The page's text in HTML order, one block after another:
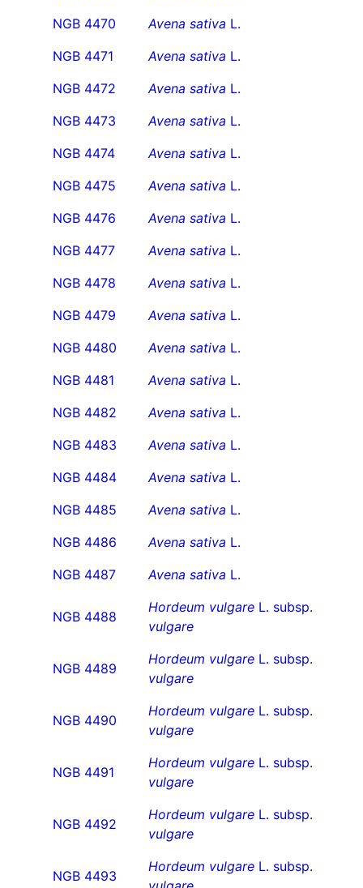
NGB 4470
Avena sativa L.
NGB 4471
Avena sativa L.
NGB 4472
Avena sativa L.
NGB 4473
Avena sativa L.
NGB 4474
Avena sativa L.
NGB 4475
Avena sativa L.
NGB 4476
Avena sativa L.
NGB 4477
Avena sativa L.
NGB 4478
Avena sativa L.
NGB 4479
Avena sativa L.
NGB 4480
Avena sativa L.
NGB 4481
Avena sativa L.
NGB 4482
Avena sativa L.
NGB 4483
Avena sativa L.
NGB 4484
Avena sativa L.
NGB 4485
Avena sativa L.
NGB 4486
Avena sativa L.
NGB 4487
Avena sativa L.
NGB 4488
Hordeum vulgare L. subsp.
vulgare
NGB 4489
Hordeum vulgare L. subsp.
vulgare
NGB 4490
Hordeum vulgare L. subsp.
vulgare
NGB 4491
Hordeum vulgare L. subsp.
vulgare
NGB 4492
Hordeum vulgare L. subsp.
vulgare
NGB 4493
Hordeum vulgare L. subsp.